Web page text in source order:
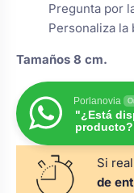
de la arena
para arras
alianzas
Regalos
muñecas y
Rasca y
Sorpresas y
Botellas decoradas
Bolsos personalizados
Neceseres
Pregunta por
Personaliza
Tamaños 8 cm.
Porlanovia
"¿Está
Si
de